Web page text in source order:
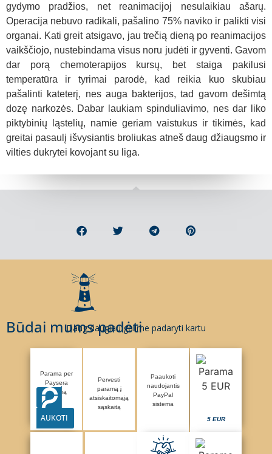
gydymo pradžios, net reanimacijoj nesulaikiau ašarų.
Operacija nebuvo radikali, pašalino 75% naviko ir palikti visi
organai. Kati greit atsigavo, jau trečią dieną po reanimacijos
vaikščiojo, nustebindama visus noru judėti ir gyventi. Gavom
dar porą chemoterapijos kursų, bet staiga pakilusi
temperatūra ir tyrimai parodė, kad reikia kuo skubiau
pašalinti kateterį, nes auga bakterijos, tad gavom dešimtą
dozę narkozės. Dabar laukiam spinduliavimo, nes dar liko
piktybinių ląstelių, namie geriam vaistukus ir tikimės, kad
greitai pasaulį išvysiantis broliukas atneš daug džiaugsmo ir
vilties dukrytei kovojant su liga.
Būdai mums padėti
Daug daugiau galime padaryti kartu
Parama per
Paysera
sistemą
AUKOTI
Pervesti
paramą į
atsiskaitomąją
sąskaitą
Paaukoti
naudojantis
PayPal
sistema
5 EUR